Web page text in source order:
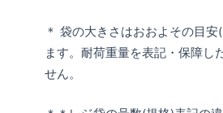
＊ 袋の大きさはおおよその目安
ます。耐荷重量を表記・保障し
せん。